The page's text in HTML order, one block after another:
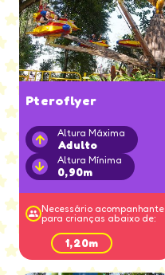
Pteroflyer
Altura Máxima
Adulto
Altura Mínima
0,90m
Necessário acompanhante
para crianças abaixo de:
1,20m